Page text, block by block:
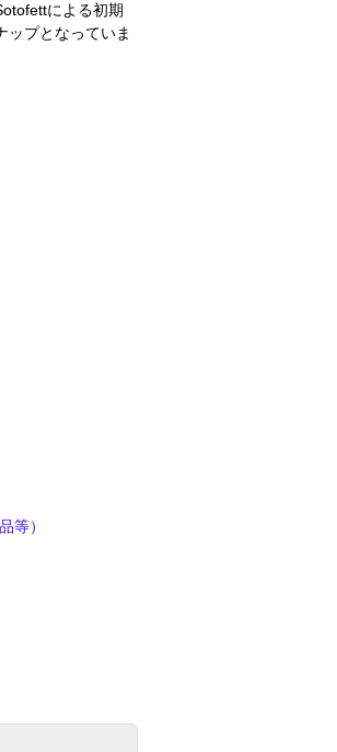
による初期
ップとなっていま
等）